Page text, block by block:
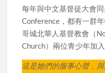
每年與中文基督徒大會
Conference，都有一群
哥城北華人基督教會（
Church）兩位青少年加
這是她們的服事心聲，與